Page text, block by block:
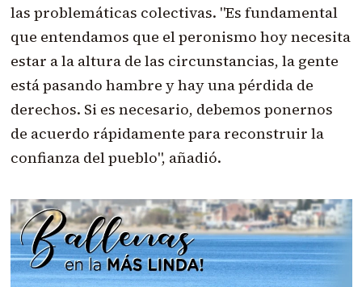
las problemáticas colectivas. "Es fundamental
que entendamos que el peronismo hoy necesita
estar a la altura de las circunstancias, la gente
está pasando hambre y hay una pérdida de
derechos. Si es necesario, debemos ponernos
de acuerdo rápidamente para reconstruir la
confianza del pueblo", añadió.